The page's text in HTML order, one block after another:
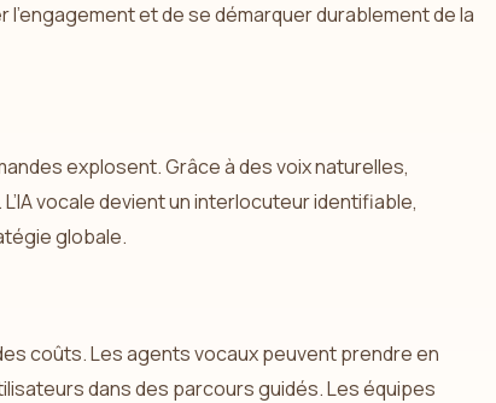
et de se démarquer durablement de la
explosent. Grâce à des voix naturelles,
vocale devient un interlocuteur identifiable,
globale.
coûts. Les agents vocaux peuvent prendre en
dans des parcours guidés. Les équipes